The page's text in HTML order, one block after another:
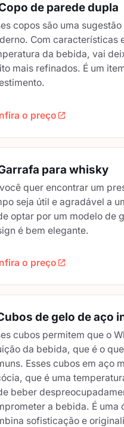
de parede dupla
copos são uma
Com características
da bebida, vai
mais refinados. É um
o preço
para whisky
quer encontrar um
seja útil e agradável a
optar por um modelo de
é bem elegante.
o preço
de gelo de aço
cubos permitem que o
da bebida, que é o
Esses cubos em aço
que é uma
beber
a bebida. É uma
sofisticação e